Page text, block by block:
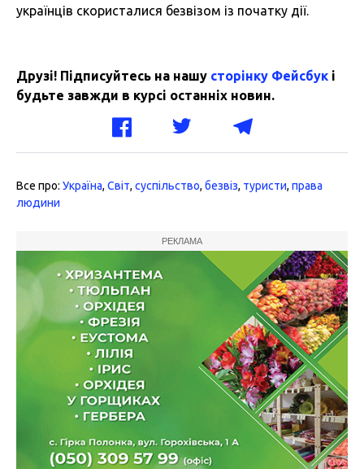
українців скористалися безвізом із початку дії.
Друзі! Підписуйтесь на нашу сторінку Фейсбук і
будьте завжди в курсі останніх новин.
Все про: Україна, Світ, суспільство, безвіз, туристи, права
людини
РЕКЛАМА